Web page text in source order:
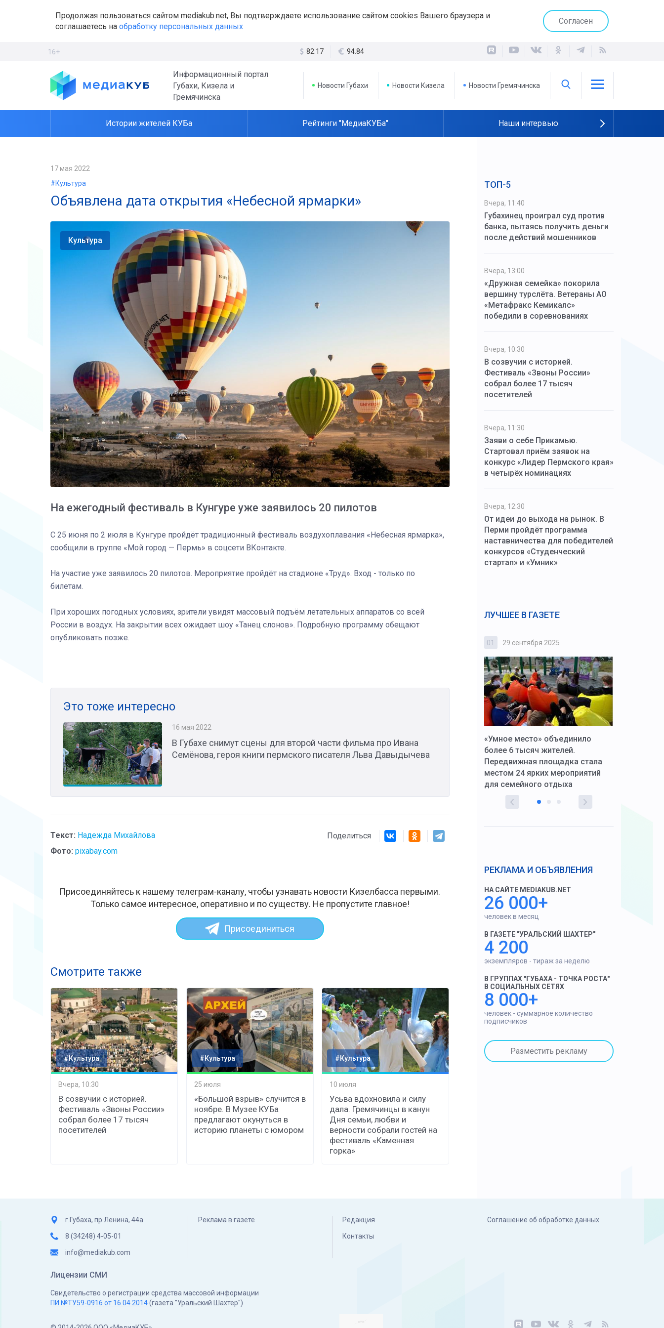
Продолжая пользоваться сайтом mediakub.net, Вы подтверждаете использование сайтом cookies Вашего браузера и
соглашаетесь на обработку персональных данных
Согласен
16+ 82.17 94.84
Информационный портал
Губахи, Кизела и
Гремячинска
Новости Губахи Новости Кизела Новости Гремячинска
Истории жителей КУБа Рейтинги "МедиаКУБа" Наши интервью
17 мая 2022
#Культура
Объявлена дата открытия «Небесной ярмарки»
Культура
На ежегодный фестиваль в Кунгуре уже заявилось 20 пилотов
С 25 июня по 2 июля в Кунгуре пройдёт традиционный фестиваль воздухоплавания «Небесная ярмарка»,
сообщили в группе «Мой город — Пермь» в соцсети ВКонтакте.
На участие уже заявилось 20 пилотов. Мероприятие пройдёт на стадионе «Труд». Вход - только по
билетам.
При хороших погодных условиях, зрители увидят массовый подъëм летательных аппаратов со всей
России в воздух. На закрытии всех ожидает шоу «Танец слонов». Подробную программу обещают
опубликовать позже.
Это тоже интересно
16 мая 2022
В Губахе снимут сцены для второй части фильма про Ивана
Семёнова, героя книги пермского писателя Льва Давыдычева
Текст: Надежда Михайлова
Фото: pixabay.com
Поделиться
Присоединяйтесь к нашему телеграм-каналу, чтобы узнавать новости Кизелбасса первыми.
Только самое интересное, оперативно и по существу. Не пропустите главное!
Присоединиться
Смотрите также
#Культура
Вчера, 10:30
В созвучии с историей.
Фестиваль «Звоны России»
собрал более 17 тысяч
посетителей
#Культура
25 июля
«Большой взрыв» случится в
ноябре. В Музее КУБа
предлагают окунуться в
историю планеты с юмором
#Культура
10 июля
Усьва вдохновила и силу
дала. Гремячинцы в канун
Дня семьи, любви и
верности собрали гостей на
фестиваль «Каменная
горка»
ТОП-5
Вчера, 11:40
Губахинец проиграл суд против
банка, пытаясь получить деньги
после действий мошенников
Вчера, 13:00
«Дружная семейка» покорила
вершину турслёта. Ветераны АО
«Метафракс Кемикалс»
победили в соревнованиях
Вчера, 10:30
В созвучии с историей.
Фестиваль «Звоны России»
собрал более 17 тысяч
посетителей
Вчера, 11:30
Заяви о себе Прикамью.
Стартовал приём заявок на
конкурс «Лидер Пермского края»
в четырёх номинациях
Вчера, 12:30
От идеи до выхода на рынок. В
Перми пройдёт программа
наставничества для победителей
конкурсов «Студенческий
стартап» и «Умник»
ЛУЧШЕЕ В ГАЗЕТЕ
Штурмовик огня. Казак Алексей
Коробов после возвращения со
спецоперации сделал
01 29 сентября 2025
«Умное место» объединило
более 6 тысяч жителей.
Передвижная площадка стала
местом 24 ярких мероприятий
для семейного отдыха
РЕКЛАМА И ОБЪЯВЛЕНИЯ
НА САЙТЕ MEDIAKUB.NET
26 000+
человек в месяц
В ГАЗЕТЕ "УРАЛЬСКИЙ ШАХТЕР"
4 200
экземпляров - тираж за неделю
В ГРУППАХ "ГУБАХА - ТОЧКА РОСТА"
В СОЦИАЛЬНЫХ СЕТЯХ
8 000+
человек - суммарное количество
подписчиков
Разместить рекламу
г.Губаха, пр.Ленина, 44а
8 (34248) 4-05-01
info@mediakub.com
Реклама в газете Редакция
Контакты
Соглашение об обработке данных
Лицензии СМИ
Свидетельство о регистрации средства массовой информации
ПИ №ТУ59-0916 от 16.04.2014(газета "Уральский Шахтер")